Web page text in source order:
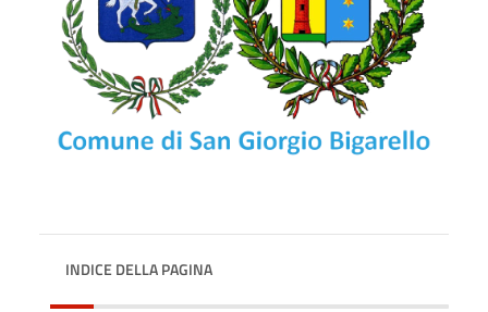
INDICE DELLA PAGINA